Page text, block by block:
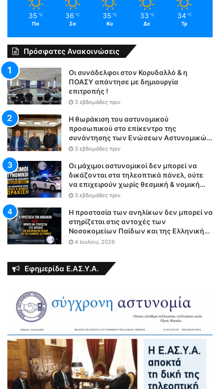
35 ℃
Πα
36 ℃
Σα
35 ℃
Κυ
33 ℃
Δε
34 ℃
Τρ
Πρόσφατες Ανακοινώσεις
Οι συνάδελφοι στον Κορυδαλλό & η
ΠΟΑΣΥ απάντησε με δημιουργία
επιτροπής !
3 εβδομάδες πριν
Η θωράκιση του αστυνομικού
προσωπικού στο επίκεντρο της
συνάντησης των Ενώσεων Αστυνομικών
Υπαλλήλων Αθηνών και Θεσσαλονίκης
3 εβδομάδες πριν
Οι μάχιμοι αστυνομικοί δεν μπορεί να
δικάζονται στα τηλεοπτικά πάνελ, ούτε
να επιχειρούν χωρίς θεσμική & νομική
θωράκιση
3 εβδομάδες πριν
Η προστασία των ανηλίκων δεν μπορεί να
στηρίζεται στις αντοχές των
Νοσοκομείων Παίδων και της Ελληνικής
Αστυνομίας
4 Ιουλίου, 2026
Εφημερίδα Ε.ΑΣ.Υ.Α.